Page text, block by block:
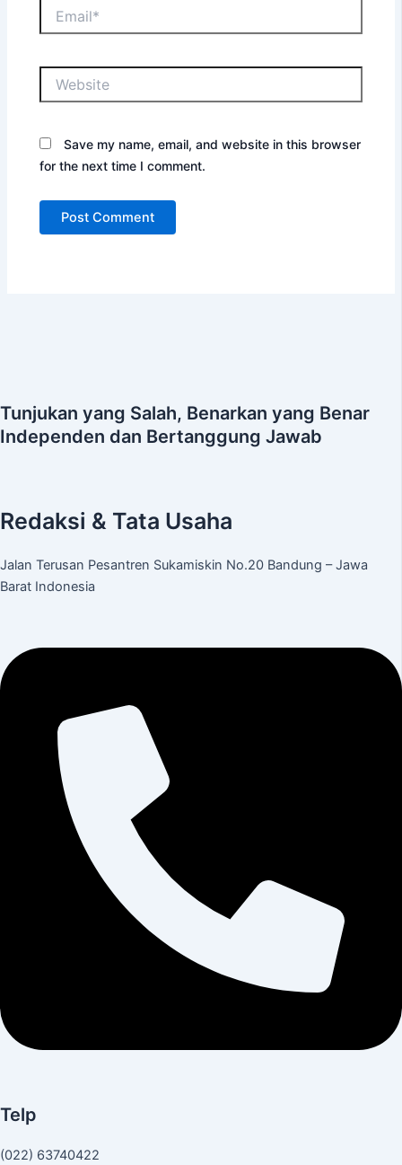
Save my name, email, and website in this browser
for the next time I comment.
Tunjukan yang Salah, Benarkan yang Benar
Independen dan Bertanggung Jawab
Redaksi & Tata Usaha
Jalan Terusan Pesantren Sukamiskin No.20 Bandung – Jawa
Barat Indonesia
Telp
(022) 63740422